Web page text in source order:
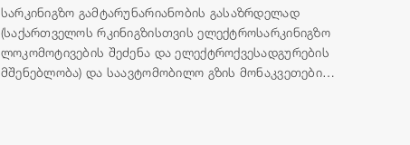
რესურსი გამოუყო
სარკინიგზო გამტარუნარიანობის გასაზრდელად
(საქართველოს რკინიგზისთვის ელექტროსარკინიგზო
ლოკომოტივების შეძენა და ელექტროქვესადგურების
მშენებლობა) და საავტომობილო გზის მონაკვეთების